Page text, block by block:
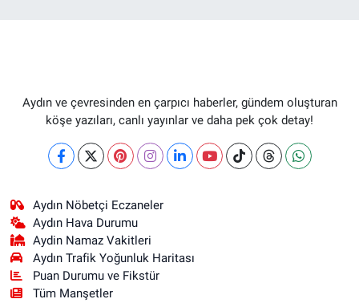
Aydın ve çevresinden en çarpıcı haberler, gündem oluşturan
köşe yazıları, canlı yayınlar ve daha pek çok detay!
Aydın Nöbetçi Eczaneler
Aydın Hava Durumu
Aydin Namaz Vakitleri
Aydın Trafik Yoğunluk Haritası
Puan Durumu ve Fikstür
Tüm Manşetler